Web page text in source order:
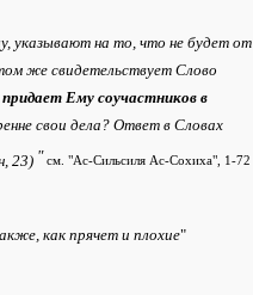
указывают на то, что не будет от
же свидетельствует Слово
Ему соучастников в
свои дела? Ответ в Словах
23) "см. "Ас-Сильсиля Ас-Сохиха", 1-72
как прячет и плохие"